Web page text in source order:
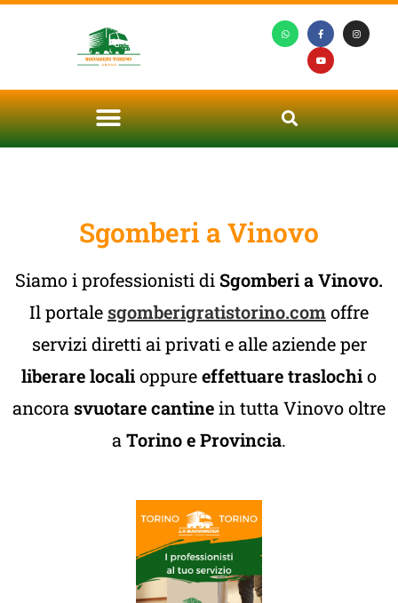
Sgomberi a Vinovo
Siamo i professionisti di Sgomberi a Vinovo.
Il portale sgomberigratistorino.comoffre
servizi diretti ai privati e alle aziende per
liberare localioppureeffettuare traslochio
ancora svuotare cantinein tutta Vinovo oltre
a Torino e Provincia.